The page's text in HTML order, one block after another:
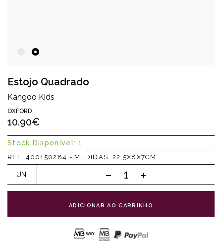
Estojo Quadrado
Kangoo Kids
OXFORD
10.90€
Stock Disponível: 1
REF. 400150284 - MEDIDAS: 22,5X8X7CM
UNI
ADICIONAR AO CARRINHO